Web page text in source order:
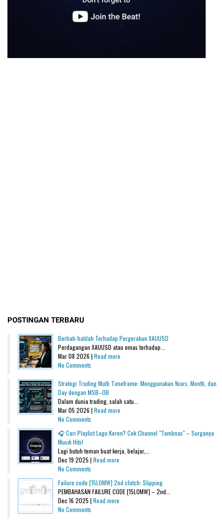
POSTINGAN TERBARU
Berhati-hatilah Terhadap Pergerakan XAUUSD
Perdagangan XAUUSD atau emas terhadap...
Mar 08 2026 | Read more
No Comments
Strategi Trading Multi Timeframe: Menggunakan Years, Month, dan
Day dengan MSB–OB
Dalam dunia trading, salah satu...
Mar 05 2026 | Read more
No Comments
🎧 Cari Playlist Lagu Keren? Cek Channel "Tambnas" – Surganya
Musik Hits!
Lagi butuh teman buat kerja, belajar,...
Dec 19 2025 | Read more
No Comments
Failure code [15L0MW] 2nd clutch: Slipping
PEMBAHASAN FAILURE CODE [15L0MW] – 2nd...
Dec 16 2025 | Read more
No Comments